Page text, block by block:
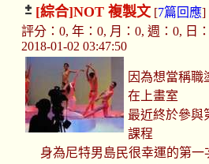
[綜合]NOT 複製文[7篇回應]
評分：0, 年：0, 月：0, 週：0, 日
2018-01-02 03:47:50
因為想當稱職
在上畫室
最近終於參與
課程
身為尼特男島民很幸運的第一